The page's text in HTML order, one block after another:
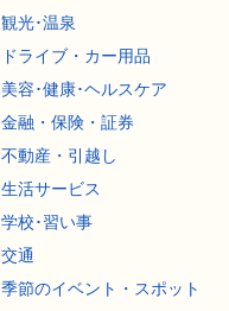
観光･温泉
ドライブ・カー用品
美容･健康･ヘルスケア
金融・保険・証券
不動産・引越し
生活サービス
学校･習い事
交通
季節のイベント・スポット